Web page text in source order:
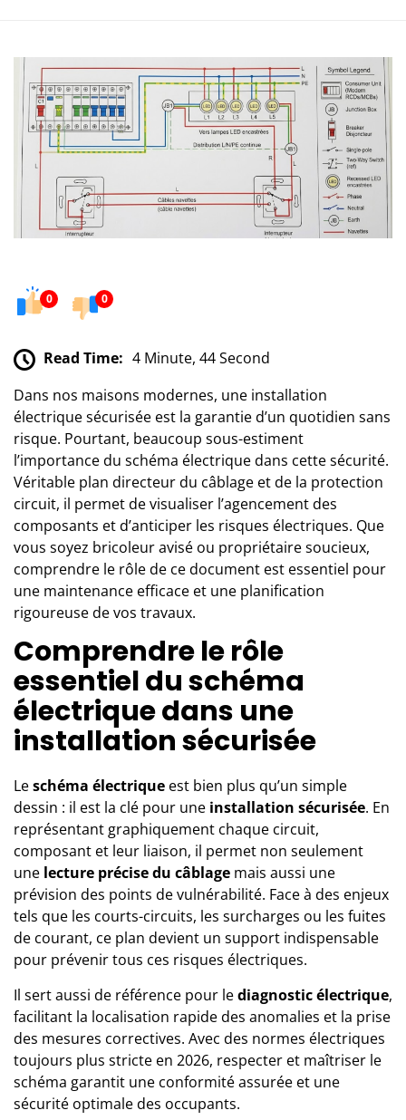
0 0
Read Time: 4 Minute, 44 Second
Dans nos maisons modernes, une installation
électrique sécurisée est la garantie d’un quotidien sans
risque. Pourtant, beaucoup sous-estiment
l’importance du schéma électrique dans cette sécurité.
Véritable plan directeur du câblage et de la protection
circuit, il permet de visualiser l’agencement des
composants et d’anticiper les risques électriques. Que
vous soyez bricoleur avisé ou propriétaire soucieux,
comprendre le rôle de ce document est essentiel pour
une maintenance efficace et une planification
rigoureuse de vos travaux.
Comprendre le rôle
essentiel du schéma
électrique dans une
installation sécurisée
Leschéma électrique est bien plus qu’un simple
dessin : il est la clé pour une installation sécurisée. En
représentant graphiquement chaque circuit,
composant et leur liaison, il permet non seulement
une lecture précise du câblage mais aussi une
prévision des points de vulnérabilité. Face à des enjeux
tels que les courts-circuits, les surcharges ou les fuites
de courant, ce plan devient un support indispensable
pour prévenir tous ces risques électriques.
Il sert aussi de référence pour lediagnostic électrique,
facilitant la localisation rapide des anomalies et la prise
des mesures correctives. Avec des normes électriques
toujours plus stricte en 2026, respecter et maîtriser le
schéma garantit une conformité assurée et une
sécurité optimale des occupants.